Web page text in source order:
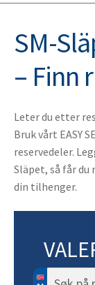
SM-
– Finn
Leter du etter
Bruk vårt EASY
reservedeler.
Släpet, så får
din tilhenger.
Søk